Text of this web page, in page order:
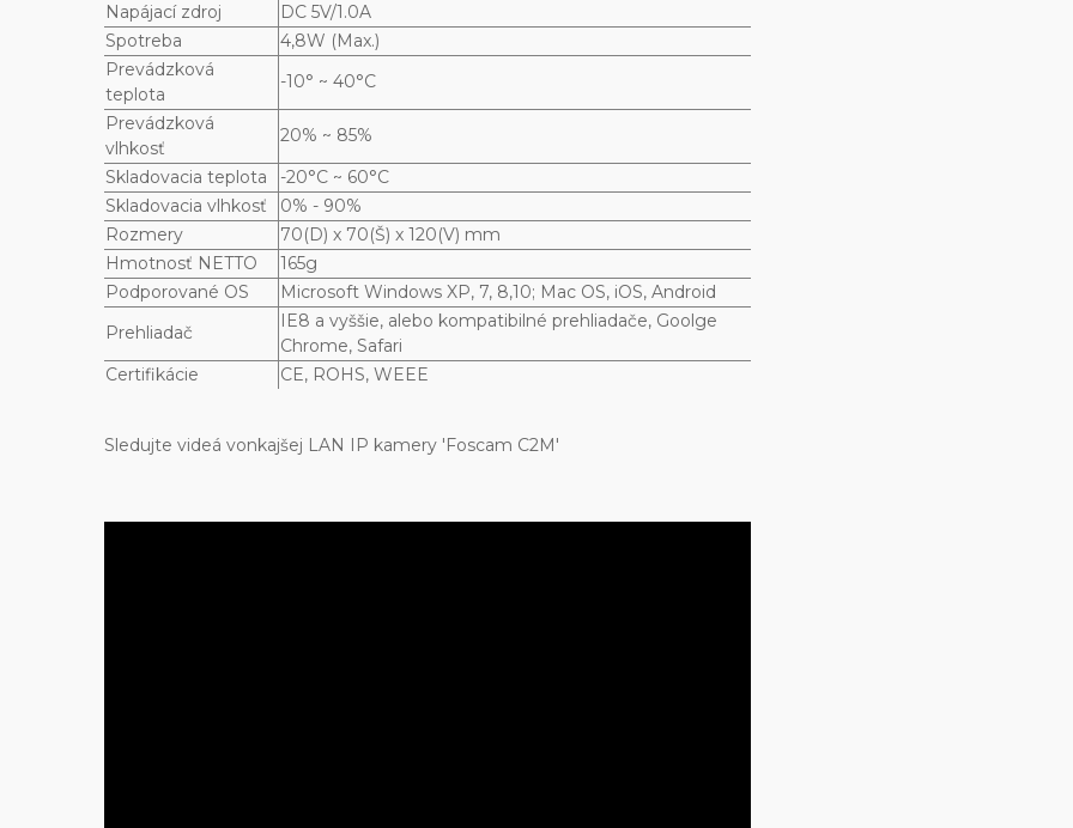
Napájací zdroj
DC 5V/1.0A
Spotreba
4,8W (Max.)
Prevádzková
teplota
-10° ~ 40°C
Prevádzková
vlhkosť
20% ~ 85%
Skladovacia teplota
-20°C ~ 60°C
Skladovacia vlhkosť
0% - 90%
Rozmery
70(D) x 70(Š) x 120(V) mm
Hmotnosť NETTO
165g
Podporované OS
Microsoft Windows XP, 7, 8,10; Mac OS, iOS, Android
Prehliadač
IE8 a vyššie, alebo kompatibilné prehliadače, Goolge
Chrome, Safari
Certifikácie
CE, ROHS, WEEE
Sledujte videá vonkajšej LAN IP kamery 'Foscam C2M'